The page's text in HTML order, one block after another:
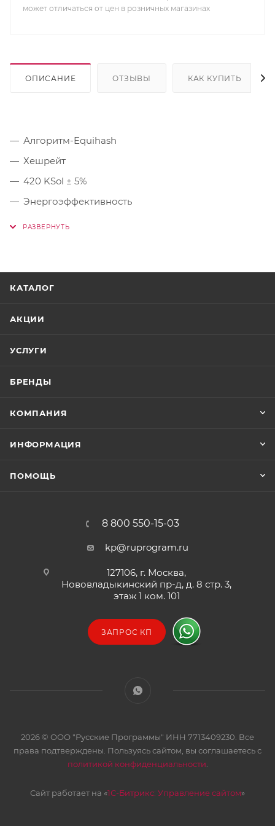
может отличаться от цен в розничных магазинах
ОПИСАНИЕ ОТЗЫВЫ КАК КУПИТЬ
Алгоритм-Equihash
Хешрейт
420 KSol ± 5%
Энергоэффективность
3.6 W/KSol ± 5%
КАТАЛОГ
АКЦИИ
УСЛУГИ
БРЕНДЫ
КОМПАНИЯ
ИНФОРМАЦИЯ
ПОМОЩЬ
8 800 550-15-03
kp@ruprogram.ru
127106, г. Москва,
Нововладыкинский пр-д, д. 8 стр. 3,
этаж 1 ком. 101
ЗАПРОС КП
2026 © ООО "Русские Программы" ИНН 7713409230. Все
права подтверждены. Пользуясь сайтом, вы соглашаетесь с
политикой конфиденциальности
Сайт работает на «1С-Битрикс: Управление сайтом»